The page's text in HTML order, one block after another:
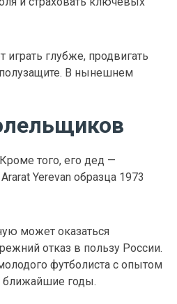
глубже, продвигать
В нынешнем
того, его дед —
Yerevan образца 1973
может оказаться
отказ в пользу России.
футболиста с опытом
ближайшие годы.